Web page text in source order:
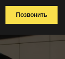
Позвонить